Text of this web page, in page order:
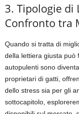
3. Tipologie
Confronto tra
Quando si tratta di
della lettiera giusta può
autopulenti sono
proprietari di gatti,
dello stress sia per gli
sottocapitolo,